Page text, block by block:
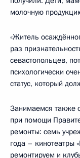
молочную
«Житель
раз
севастопольцев,
психологически
статус, который
Занимаемся также
при помощи
ремонты: семь
года – кинотеатры
ремонтируем и